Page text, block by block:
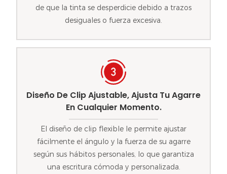
de que la tinta se desperdicie debido a trazos
desiguales o fuerza excesiva.
Diseño De Clip Ajustable, Ajusta Tu Agarre
En Cualquier Momento.
El diseño de clip flexible le permite ajustar
fácilmente el ángulo y la fuerza de su agarre
según sus hábitos personales, lo que garantiza
una escritura cómoda y personalizada.